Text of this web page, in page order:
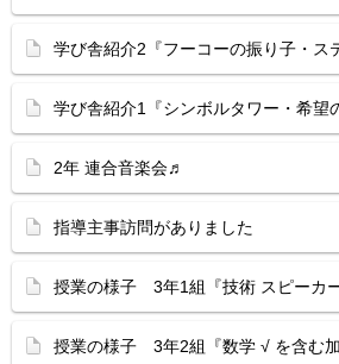
学び舎紹介2『フーコーの振り子・ス
学び舎紹介1『シンボルタワー・希望
2年 連合音楽会♬
指導主事訪問がありました
授業の様子 3年1組『技術 スピーカー
授業の様子 3年2組『数学 √ を含む加